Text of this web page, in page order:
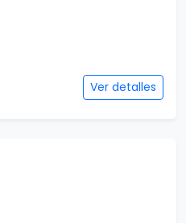
Ver detalles